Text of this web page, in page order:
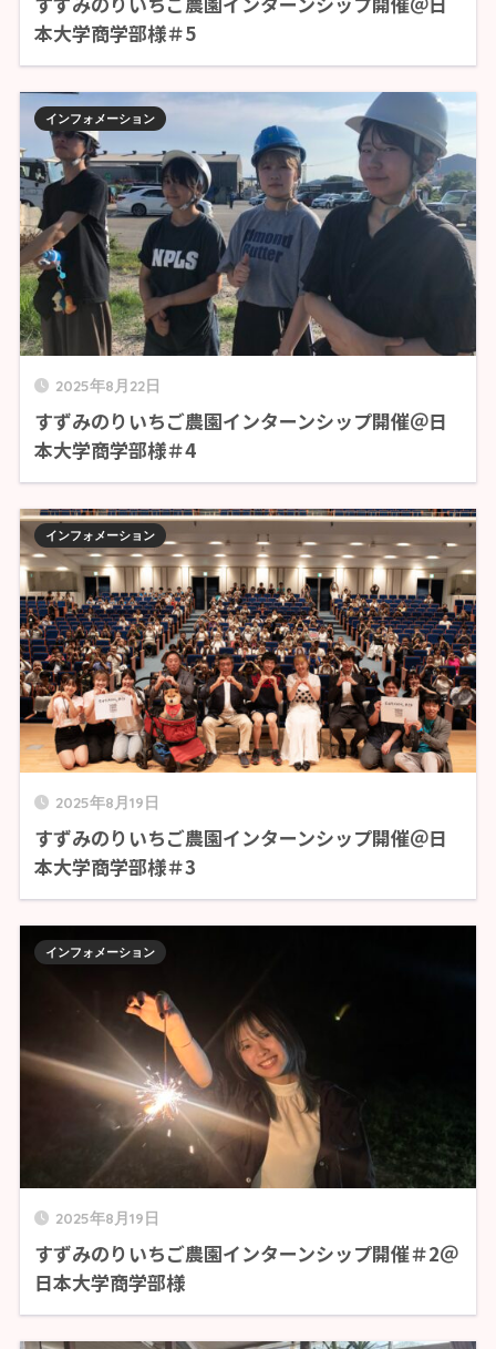
本大学商学部様＃5
2025年8月22日
すずみのりいちご農園インターンシップ開催＠日
本大学商学部様＃4
インフォメーション
2025年8月19日
すずみのりいちご農園インターンシップ開催＠日
本大学商学部様＃3
インフォメーション
2025年8月19日
すずみのりいちご農園インターンシップ開催＃2＠
日本大学商学部様
インフォメーション